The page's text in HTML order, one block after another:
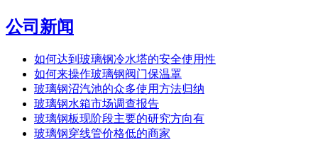
公司新闻
如何达到玻璃钢冷水塔的安全使用性
如何来操作玻璃钢阀门保温罩
玻璃钢沼汽池的众多使用方法归纳
玻璃钢水箱市场调查报告
玻璃钢板现阶段主要的研究方向有
玻璃钢穿线管价格低的商家